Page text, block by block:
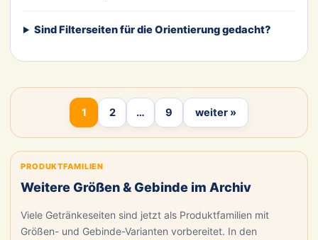
Sind Filterseiten für die Orientierung gedacht?
1 2 … 9 weiter »
PRODUKTFAMILIEN
Weitere Größen & Gebinde im Archiv
Viele Getränkeseiten sind jetzt als Produktfamilien mit
Größen- und Gebinde-Varianten vorbereitet. In den